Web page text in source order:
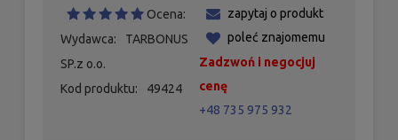
Ocena:
Wydawca:
TARBONUS
SP.z o.o.
Kod produktu:
49424
zapytaj o produkt
poleć znajomemu
Zadzwoń i negocjuj
cenę
+48 735 975 932